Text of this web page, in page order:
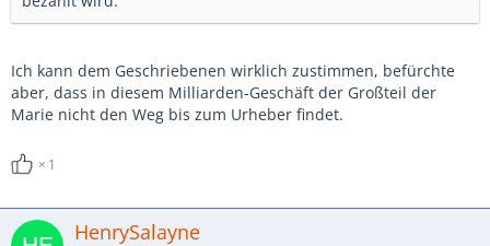
Ich kann dem Geschriebenen wirklich zustimmen, befürchte
aber, dass in diesem Milliarden-Geschäft der Großteil der
Marie nicht den Weg bis zum Urheber findet.
1
HenrySalayne